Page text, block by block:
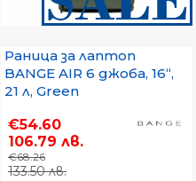
Раница за лаптоп
BANGE AIR 6 джоба, 16“,
21 л, Green
€54.60
106.79 лв.
€68.26
133.50 лв.